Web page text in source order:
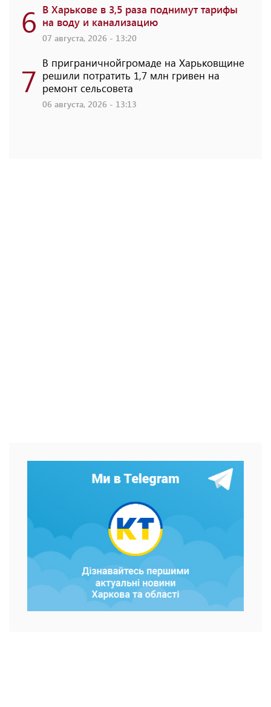
6 В Харькове в 3,5 раза поднимут тарифы
на воду и канализацию
07 августа, 2026 - 13:20
7 В приграничнойгромаде на Харьковщине
решили потратить 1,7 млн ​​гривен на
ремонт сельсовета
06 августа, 2026 - 13:13